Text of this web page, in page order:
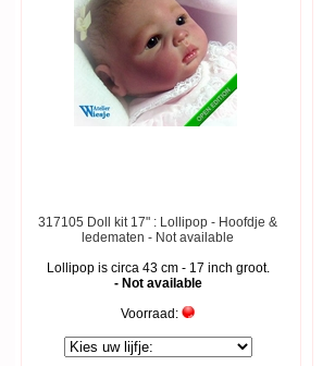
317105 Doll kit 17" : Lollipop - Hoofdje &
ledematen - Not available
Lollipop is circa 43 cm - 17 inch groot.
- Not available
Voorraad: